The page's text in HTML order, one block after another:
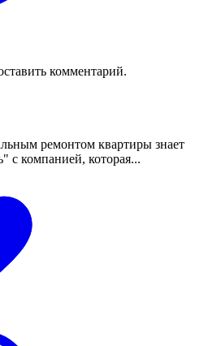
комментарий.
ремонтом квартиры знает
с компанией, которая...